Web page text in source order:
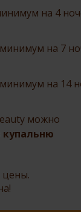
на 4
на 7
на 14
можно
купальню
цены.